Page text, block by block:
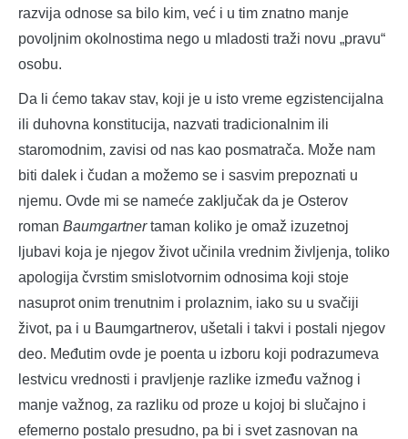
razvija odnose sa bilo kim, već i u tim znatno manje
povoljnim okolnostima nego u mladosti traži novu „pravu“
osobu.
Da li ćemo takav stav, koji je u isto vreme egzistencijalna
ili duhovna konstitucija, nazvati tradicionalnim ili
staromodnim, zavisi od nas kao posmatrača. Može nam
biti dalek i čudan a možemo se i sasvim prepoznati u
njemu. Ovde mi se nameće zaključak da je Osterov
roman Baumgartnertaman koliko je omaž izuzetnoj
ljubavi koja je njegov život učinila vrednim življenja, toliko
apologija čvrstim smislotvornim odnosima koji stoje
nasuprot onim trenutnim i prolaznim, iako su u svačiji
život, pa i u Baumgartnerov, ušetali i takvi i postali njegov
deo. Međutim ovde je poenta u izboru koji podrazumeva
lestvicu vrednosti i pravljenje razlike između važnog i
manje važnog, za razliku od proze u kojoj bi slučajno i
efemerno postalo presudno, pa bi i svet zasnovan na